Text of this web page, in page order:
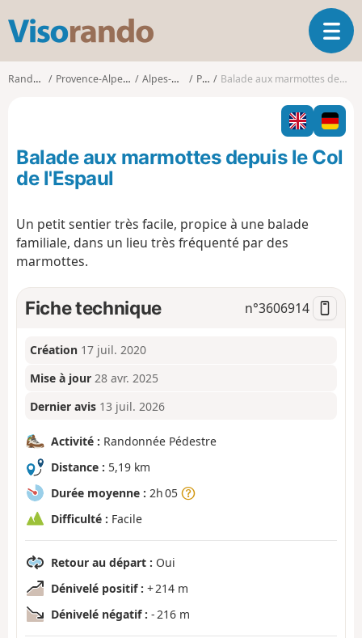
s
o
o
O
u
v
i
r
l
a
i
Randonnées Provence-Alpes-Côte d'Azur Alpes-Maritimes Péone Balade aux marmottes depuis le Col de l'Espaul
Balade aux marmottes depuis le Col
de l'Espaul
Un petit sentier très facile, propice à une balade
familiale, dans un lieu très fréquenté par des
marmottes.
Fiche technique n°3606914
Création 17 juil. 2020
Mise à jour 28 avr. 2025
Dernier avis 13 juil. 2026
Activité : Randonnée Pédestre
Distance : 5,19 km
Durée moyenne : 2h 05
Difficulté : Facile
Retour au départ : Oui
Dénivelé positif : + 214 m
Dénivelé négatif : - 216 m